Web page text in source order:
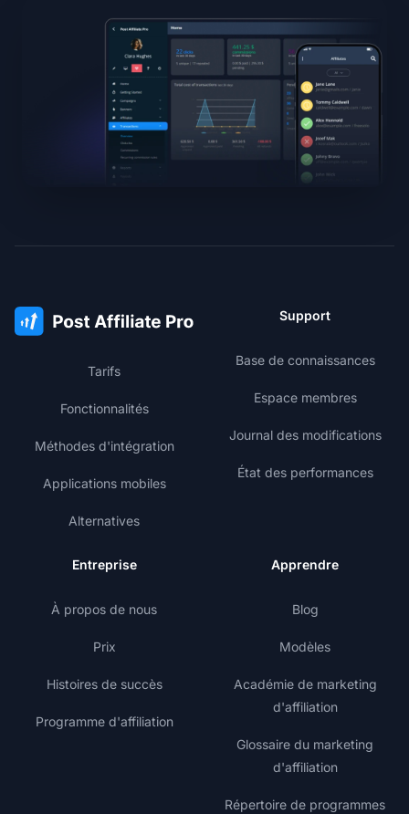
Tarifs
Fonctionnalités
Méthodes d'intégration
Applications mobiles
Alternatives
Support
Base de connaissances
Espace membres
Journal des modifications
État des performances
Entreprise
À propos de nous
Prix
Histoires de succès
Programme d'affiliation
Apprendre
Blog
Modèles
Académie de marketing
d'affiliation
Glossaire du marketing
d'affiliation
Répertoire de programmes